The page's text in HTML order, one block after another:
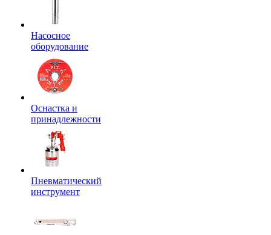
Насосное
оборудование
Оснастка и
принадлежности
Пневматический
инструмент